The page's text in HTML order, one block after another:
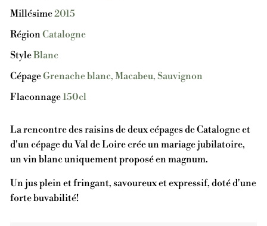
Millésime2015
RégionCatalogne
StyleBlanc
CépageGrenache blanc, Macabeu, Sauvignon
Flaconnage150cl
La rencontre des raisins de deux cépages de Catalogne et
d'un cépage du Val de Loire crée un mariage jubilatoire,
un vin blanc uniquement proposé en magnum.
Un jus plein et fringant, savoureux et expressif, doté d'une
forte buvabilité!